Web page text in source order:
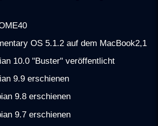
OS 5.1.2 auf dem MacBook2,1
10.0 "Buster" veröffentlicht
9.9 erschienen
9.8 erschienen
9.7 erschienen